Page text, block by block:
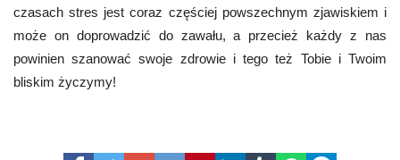
czasach stres jest coraz częściej powszechnym zjawiskiem i
może on doprowadzić do zawału, a przecież każdy z nas
powinien szanować swoje zdrowie i tego też Tobie i Twoim
bliskim życzymy!